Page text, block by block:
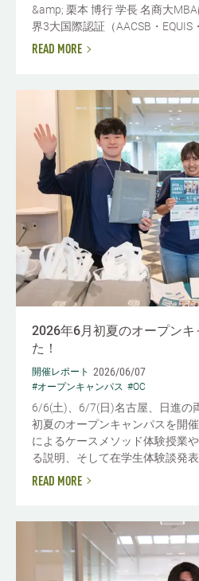
&amp; 栗本 博行 学長 名商大
界3大国際認証（AACSB・EQUIS
READ MORE
2026年6月初夏のオープン
た！
開催レポート 2026/06/07
#オープンキャンパス #OC
6/6(土)、6/7(日)名古屋、日進の
初夏のオープンキャンパスを開
によるケースメソッド体験授業
る説明、そして在学生体験談発
READ MORE